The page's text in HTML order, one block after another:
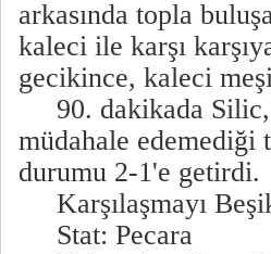
arkasında topla
kaleci ile karşı
gecikince, kaleci
90. dakikada Silic,
müdahale
durumu 2-1'e getirdi.
Karşılaşmayı
Stat: Pecara